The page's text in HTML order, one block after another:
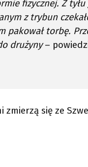
fizycznej. Z
z trybun
pakował torbę.
drużyny–
zmierzą się ze